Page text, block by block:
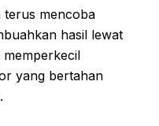
terus mencoba
hasil lewat
yang bertahan